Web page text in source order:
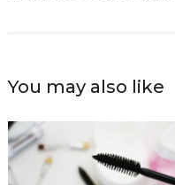
You may also like